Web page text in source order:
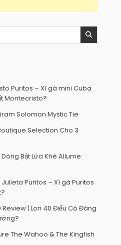
Puritos – Xì gà mini Cuba
Montecristo?
Solomon Mystic Tie
Selection Cho 3
Dòng Bật Lửa Khè Allume
Puritos – Xì gà Puritos
| Lon 40 Điếu Có Đáng
The Wahoo & The Kingfish